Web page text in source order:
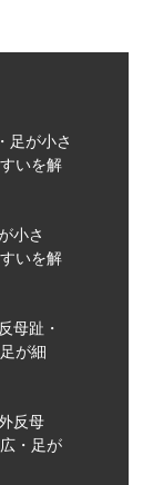
足が小さ
いを解
小さ
いを解
母趾・
が細
反母
・足が